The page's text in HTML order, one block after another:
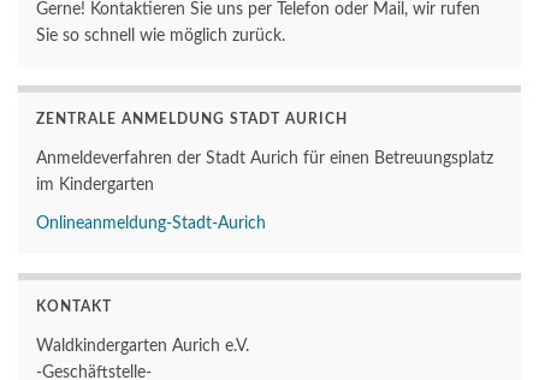
Gerne! Kontaktieren Sie uns per Telefon oder Mail, wir rufen
Sie so schnell wie möglich zurück.
ZENTRALE ANMELDUNG STADT AURICH
Anmeldeverfahren der Stadt Aurich für einen Betreuungsplatz
im Kindergarten
Onlineanmeldung-Stadt-Aurich
KONTAKT
Waldkindergarten Aurich e.V.
-Geschäftstelle-